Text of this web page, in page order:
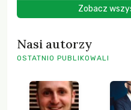
Zobacz
Nasi autorzy
OSTATNIO PUBLIKOWALI